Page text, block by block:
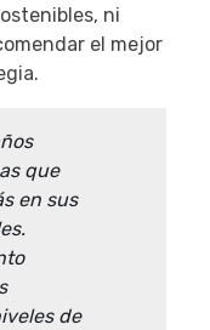
ni
el mejor
que
en sus
de